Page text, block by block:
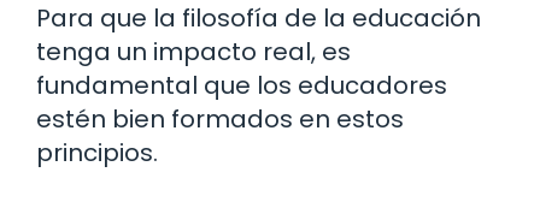
Para que la filosofía de la educación
tenga un impacto real, es
fundamental que los educadores
estén bien formados en estos
principios.